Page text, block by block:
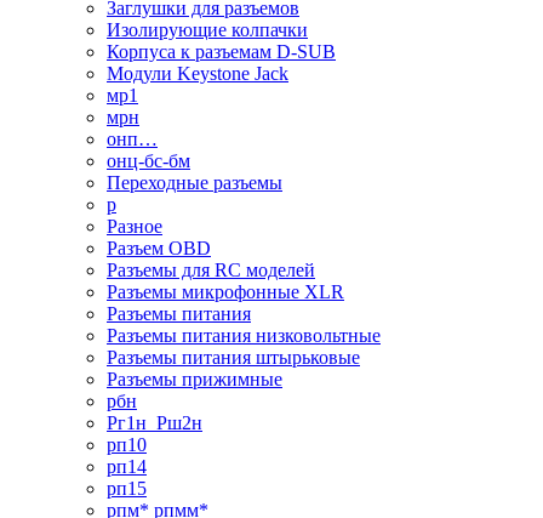
Заглушки для разъемов
Изолирующие колпачки
Корпуса к разъемам D-SUB
Модули Keystone Jack
мр1
мрн
онп…
онц-бс-бм
Переходные разъемы
р
Разное
Разъем OBD
Разъемы для RC моделей
Разъемы микрофонные XLR
Разъемы питания
Разъемы питания низковольтные
Разъемы питания штырьковые
Разъемы прижимные
рбн
Рг1н_Рш2н
рп10
рп14
рп15
рпм* рпмм*